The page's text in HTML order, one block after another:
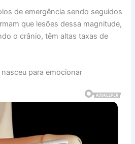
de emergência sendo seguidos
que lesões dessa magnitude,
o crânio, têm altas taxas de
para emocionar